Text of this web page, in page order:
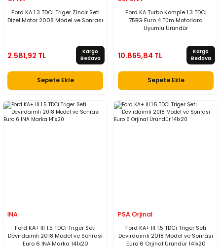
Ford KA 1.3 TDCi Triger Zincir Seti
Dizel Motor 2008 Model ve Sonrası
2.581,92 TL
Kargo
Bedava
Sepete Ekle
Ford KA Turbo Komple 1.3 TDCi
75BG Euro 4 Tüm Motorlara
Uyumlu Üründür
10.865,84 TL
Kargo
Bedava
Sepete Ekle
INA
Ford KA+ III 1.5 TDCi Triger Seti
Devirdaimli 2018 Model ve Sonrası
Euro 6 INA Marka 141x20
PSA Orjinal
Ford KA+ III 1.5 TDCi Triger Seti
Devirdaimli 2018 Model ve Sonrası
Euro 6 Orjinal Üründür 141x20